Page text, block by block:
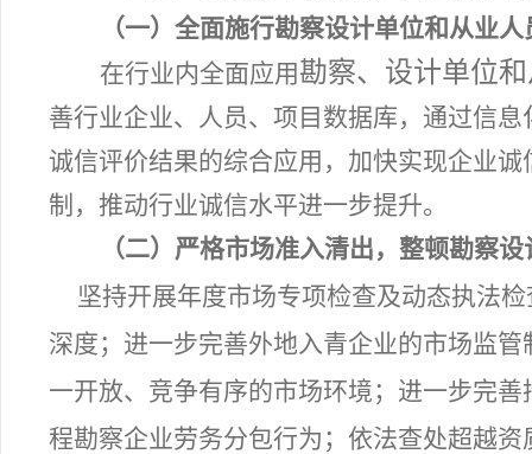
（一）全面施行勘察设计单位和从业
在行业内全面应用 勘察、设计单位
善行业企业、人员、项目数据库， 通过信息
诚信评价结果的综合应用， 加快实现企业
制 ，推动行业诚信水平进一步提升。
（二）严格市场准入清出，整顿勘察
坚持开展年度市场专项检查及动态执法
深度； 进一步完善外地入青企业的市场监
一开放、竞争有序的市场环境；进一步完善
程勘察企业劳务分包行为；依法查处超越